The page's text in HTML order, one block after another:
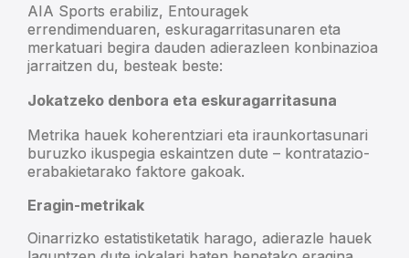
AIA Sports erabiliz, Entouragek
errendimenduaren, eskuragarritasunaren eta
merkatuari begira dauden adierazleen konbinazioa
jarraitzen du, besteak beste:
Jokatzeko denbora eta eskuragarritasuna
Metrika hauek koherentziari eta iraunkortasunari
buruzko ikuspegia eskaintzen dute – kontratazio-
erabakietarako faktore gakoak.
Eragin-metrikak
Oinarrizko estatistiketatik harago, adierazle hauek